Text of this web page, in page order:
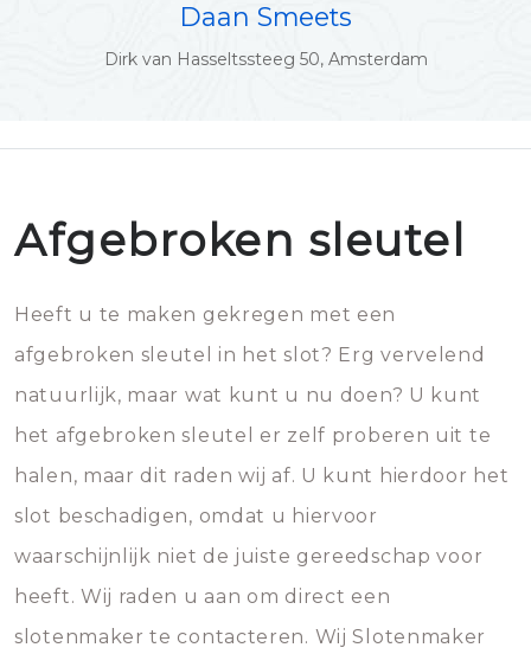
Daan Smeets
Dirk van Hasseltssteeg 50, Amsterdam
Afgebroken sleutel
Heeft u te maken gekregen met een
afgebroken sleutel in het slot? Erg vervelend
natuurlijk, maar wat kunt u nu doen? U kunt
het afgebroken sleutel er zelf proberen uit te
halen, maar dit raden wij af. U kunt hierdoor het
slot beschadigen, omdat u hiervoor
waarschijnlijk niet de juiste gereedschap voor
heeft. Wij raden u aan om direct een
slotenmaker te contacteren. Wij Slotenmaker